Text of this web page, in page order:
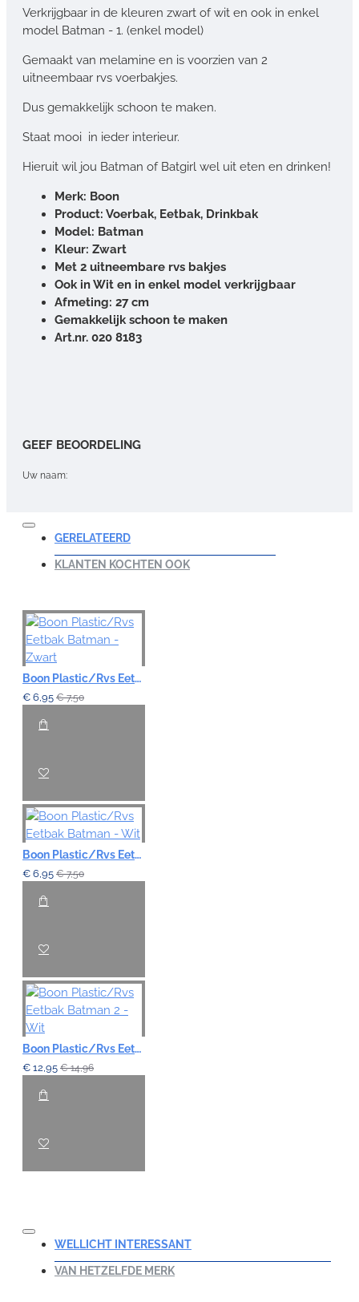
Verkrijgbaar in de kleuren zwart of wit en ook in enkel
model Batman - 1. (enkel model)
Gemaakt van melamine en is voorzien van 2
uitneembaar rvs voerbakjes.
Dus gemakkelijk schoon te maken.
Staat mooi in ieder interieur.
Hieruit wil jou Batman of Batgirl wel uit eten en drinken!
Merk: Boon
Product: Voerbak, Eetbak, Drinkbak
Model: Batman
Kleur: Zwart
Met 2 uitneembare rvs bakjes
Ook in Wit en in enkel model verkrijgbaar
Afmeting: 27 cm
Gemakkelijk schoon te maken
Art.nr. 020 8183
GEEF BEOORDELING
Uw naam:
Opmerking:
Note:HTML-code wordt niet vertaald!
Waardering:
Slecht
GERELATEERD
KLANTEN KOCHTEN OOK
Boon Plastic/Rvs Eetbak Batman - Zwart
€ 6,95 € 7,50
Boon Plastic/Rvs Eetbak Batman - Wit
€ 6,95 € 7,50
Boon Plastic/Rvs Eetbak Batman 2 - Wit
€ 12,95 € 14,96
WELLICHT INTERESSANT
VAN HETZELFDE MERK